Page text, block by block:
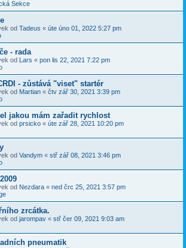
Sekce
od Tadeus « úte úno 01, 2022 5:27 pm
- rada
od Lars « pon lis 22, 2021 7:22 pm
- zůstává "viset" startér
od Martian « čtv zář 30, 2021 3:39 pm
jakou mám zařadit rychlost
od prsicko « úte zář 28, 2021 10:20 pm
od Vandym « stř zář 08, 2021 3:46 pm
od Nezdara « ned črc 25, 2021 3:57 pm
zrcátka.
od jarompav « stř čer 09, 2021 9:03 am
pneumatik